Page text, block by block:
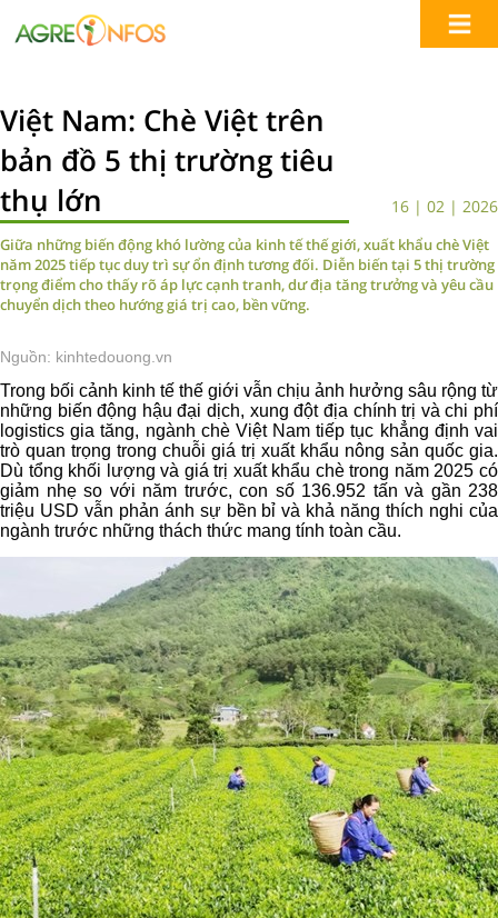
Việt Nam: Chè Việt trên
bản đồ 5 thị trường tiêu
thụ lớn
16 | 02 | 2026
Giữa những biến động khó lường của kinh tế thế giới, xuất khẩu chè Việt
năm 2025 tiếp tục duy trì sự ổn định tương đối. Diễn biến tại 5 thị trường
trọng điểm cho thấy rõ áp lực cạnh tranh, dư địa tăng trưởng và yêu cầu
chuyển dịch theo hướng giá trị cao, bền vững.
Nguồn: kinhtedouong.vn
Trong bối cảnh kinh tế thế giới vẫn chịu ảnh hưởng sâu rộng từ
những biến động hậu đại dịch, xung đột địa chính trị và chi phí
logistics gia tăng, ngành chè Việt Nam tiếp tục khẳng định vai
trò quan trọng trong chuỗi giá trị xuất khẩu nông sản quốc gia.
Dù tổng khối lượng và giá trị xuất khẩu chè trong năm 2025 có
giảm nhẹ so với năm trước, con số 136.952 tấn và gần 238
triệu USD vẫn phản ánh sự bền bỉ và khả năng thích nghi của
ngành trước những thách thức mang tính toàn cầu.